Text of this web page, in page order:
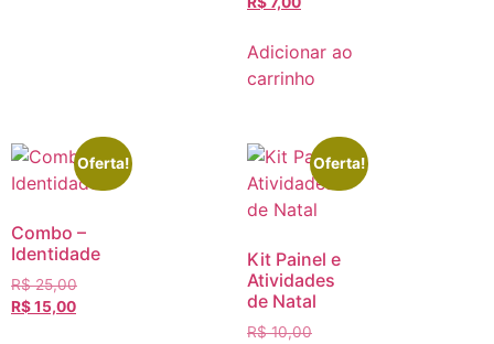
Adicionar ao
carrinho
Oferta!
Combo –
Identidade
R$25,00
R$15,00
Oferta!
Kit Painel e
Atividades
de Natal
R$10,00